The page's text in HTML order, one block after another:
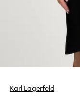
Karl Lagerfeld